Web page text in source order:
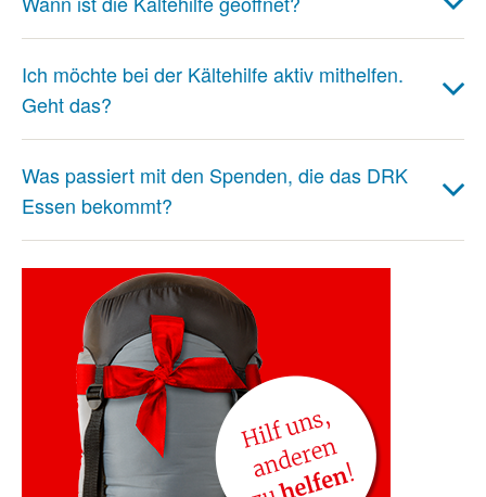
Ich möchte bei der Kältehilfe aktiv mithelfen.
Geht das?
Was passiert mit den Spenden, die das DRK
Essen bekommt?